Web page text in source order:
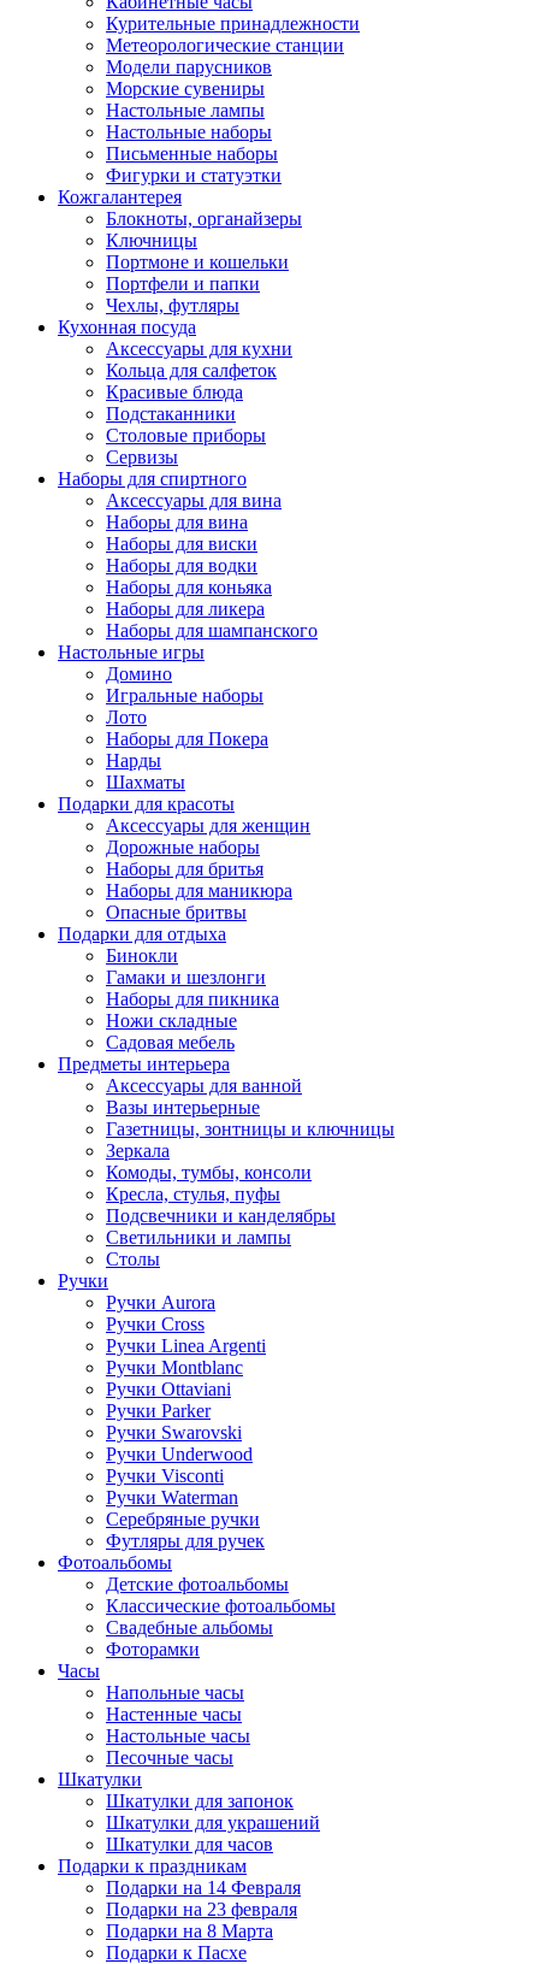
Курительные принадлежности
Метеорологические станции
Модели парусников
Морские сувениры
Настольные лампы
Настольные наборы
Письменные наборы
Фигурки и статуэтки
Кожгалантерея
Блокноты, органайзеры
Ключницы
Портмоне и кошельки
Портфели и папки
Чехлы, футляры
Кухонная посуда
Аксессуары для кухни
Кольца для салфеток
Красивые блюда
Подстаканники
Столовые приборы
Cервизы
Наборы для спиртного
Аксессуары для вина
Наборы для вина
Наборы для виски
Наборы для водки
Наборы для коньяка
Наборы для ликера
Наборы для шампанского
Настольные игры
Домино
Игральные наборы
Лото
Наборы для Покера
Нарды
Шахматы
Подарки для красоты
Аксессуары для женщин
Дорожные наборы
Наборы для бритья
Наборы для маникюра
Опасные бритвы
Подарки для отдыха
Бинокли
Гамаки и шезлонги
Наборы для пикника
Ножи складные
Садовая мебель
Предметы интерьера
Аксессуары для ванной
Вазы интерьерные
Газетницы, зонтницы и ключницы
Зеркала
Комоды, тумбы, консоли
Кресла, стулья, пуфы
Подсвечники и канделябры
Светильники и лампы
Столы
Ручки
Ручки Aurora
Ручки Cross
Ручки Linea Argenti
Ручки Montblanc
Ручки Ottaviani
Ручки Parker
Ручки Swarovski
Ручки Underwood
Ручки Visconti
Ручки Waterman
Серебряные ручки
Футляры для ручек
Фотоальбомы
Детские фотоальбомы
Классические фотоальбомы
Свадебные альбомы
Фоторамки
Часы
Напольные часы
Настенные часы
Настольные часы
Песочные часы
Шкатулки
Шкатулки для запонок
Шкатулки для украшений
Шкатулки для часов
Подарки к праздникам
Подарки на 14 Февраля
Подарки на 23 февраля
Подарки на 8 Марта
Подарки к Пасхе